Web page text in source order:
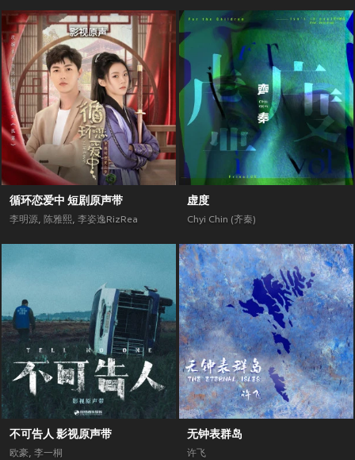
循环恋爱中 短剧原声带
李明源, 陈雅熙, 李姿逸RizRea
虚度
Chyi Chin (齐秦)
不可告人 影视原声带
欧豪, 李一桐
无钟表群岛
许飞